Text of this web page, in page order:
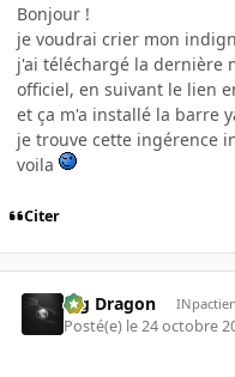
Bonjour !
je voudrai crier mon
j'ai téléchargé la dernière
officiel, en suivant le lien
et ça m'a installé la barre
je trouve cette ingérence
voila
Citer
Big Dragon INpactien
Posté(e) le 24 octobre